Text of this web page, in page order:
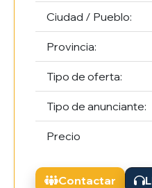
Ciudad / Pueblo:
Provincia:
Tipo de oferta:
Tipo de anunciante:
Precio
Contactar